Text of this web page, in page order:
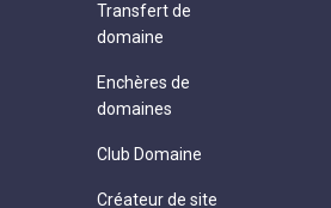
Transfert de
domaine
Enchères de
domaines
Club Domaine
Créateur de site